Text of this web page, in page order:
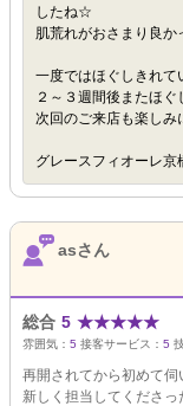
したね☆
肌荒れがおさまり良か
一度ではほぐしきれて
２～３週間後またほぐ
次回のご来店も楽し
グレースフィオーレ
asさん
総合 5 ★★★★★
雰囲気： 5 接客サービス： 5
再開されてから初めて伺
新しく担当してくださ